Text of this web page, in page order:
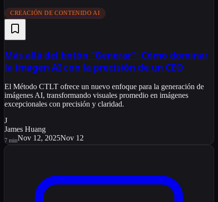
CREACIÓN DE CONTENIDO AI
Más allá del botón "Generar": Cómo dominar
la imagen AI con la precisión de un CEO
El Método CTLT ofrece un nuevo enfoque para la generación de
imágenes AI, transformando visuales promedio en imágenes
excepcionales con precisión y claridad.
J
James Huang
7 minNov 12, 2025Nov 12